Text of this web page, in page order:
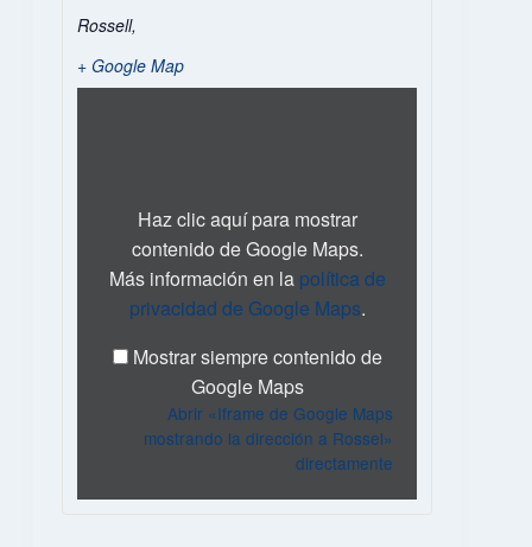
Rossell,
+ Google Map
mostrando
dirección
Google
Haz clic aquí para mostrar
contenido de Google Maps.
Más información en la política de
privacidad de Google Maps.
Mostrar siempre contenido de
Google Maps
Abrir «Iframe de Google Maps
mostrando la dirección a Rossel»
directamente